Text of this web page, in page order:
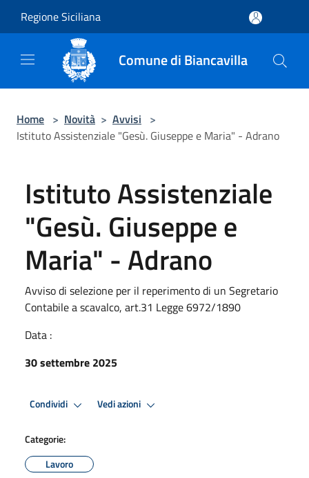
Regione Siciliana
Comune di Biancavilla
Home > Novità > Avvisi >
Istituto Assistenziale "Gesù. Giuseppe e Maria" - Adrano
Istituto Assistenziale
"Gesù. Giuseppe e
Maria" - Adrano
Avviso di selezione per il reperimento di un Segretario
Contabile a scavalco, art.31 Legge 6972/1890
Data :
30 settembre 2025
Condividi Vedi azioni
Categorie:
Lavoro